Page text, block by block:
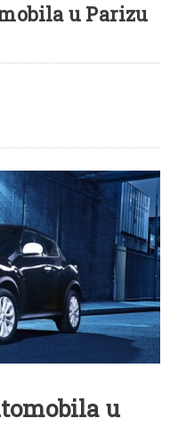
u Parizu
u